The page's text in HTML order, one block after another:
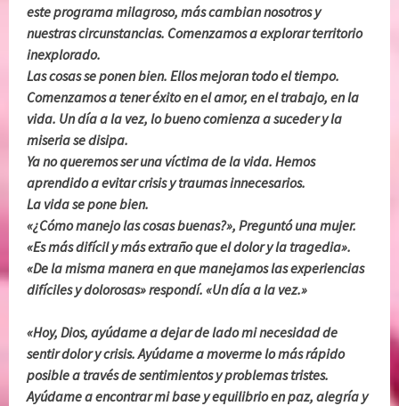
este programa milagroso, más cambian nosotros y
nuestras circunstancias. Comenzamos a explorar territorio
inexplorado.
Las cosas se ponen bien. Ellos mejoran todo el tiempo.
Comenzamos a tener éxito en el amor, en el trabajo, en la
vida. Un día a la vez, lo bueno comienza a suceder y la
miseria se disipa.
Ya no queremos ser una víctima de la vida. Hemos
aprendido a evitar crisis y traumas innecesarios.
La vida se pone bien.
«¿Cómo manejo las cosas buenas?», Preguntó una mujer.
«Es más difícil y más extraño que el dolor y la tragedia».
«De la misma manera en que manejamos las experiencias
difíciles y dolorosas» respondí. «Un día a la vez.»
«Hoy, Dios, ayúdame a dejar de lado mi necesidad de
sentir dolor y crisis. Ayúdame a moverme lo más rápido
posible a través de sentimientos y problemas tristes.
Ayúdame a encontrar mi base y equilibrio en paz, alegría y